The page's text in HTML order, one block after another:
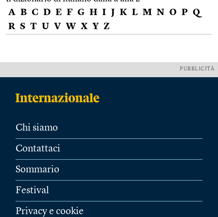
A B C D E F G H I J K L M N O P Q
R S T U V W X Y Z
PUBBLICITÀ
Chi siamo
Contattaci
Sommario
Festival
Privacy e cookie